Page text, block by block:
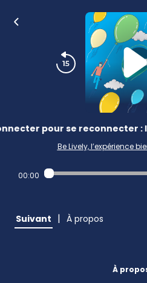
pour se reconnecter
Be Lively, l’expérience
00:00
Suivant | À propos
À